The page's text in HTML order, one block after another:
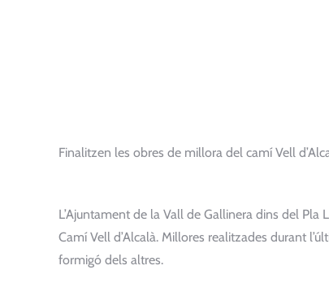
Finalitzen les obres de millora del camí Vell
L’Ajuntament de la Vall de Gallinera dins del
Camí Vell d’Alcalà. Millores realitzades durant
formigó dels altres.